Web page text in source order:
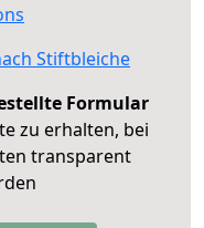
Stiftbleiche
Formular
zu erhalten, bei
transparent